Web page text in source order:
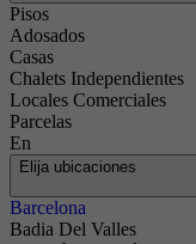
Pisos
Adosados
Casas
Chalets Independientes
Locales Comerciales
Parcelas
En
Elija ubicaciones
Barcelona
Badia Del Valles